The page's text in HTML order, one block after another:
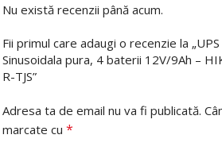
Nu există recenzii până acum.
Fii primul care adaugi o recenzie la
Sinusoidala pura, 4 baterii 12V/9Ah –
R-TJS”
Adresa ta de email nu va fi publicată.
marcate cu *